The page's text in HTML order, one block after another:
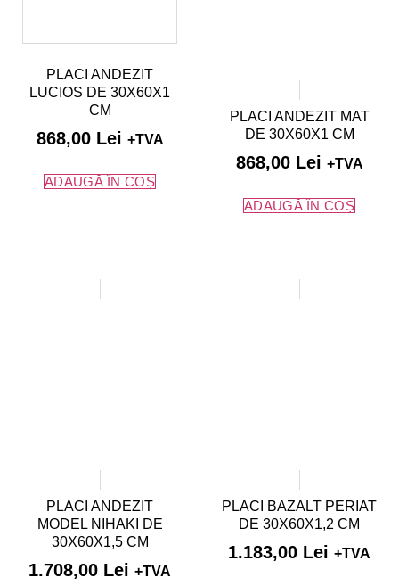
PLACI ANDEZIT
LUCIOS DE 30X60X1
CM
868,00 Lei +TVA
ADAUGĂ ÎN COȘ
PLACI ANDEZIT MAT
DE 30X60X1 CM
868,00 Lei +TVA
ADAUGĂ ÎN COȘ
PLACI ANDEZIT
MODEL NIHAKI DE
30X60X1,5 CM
1.708,00 Lei +TVA
PLACI BAZALT PERIAT
DE 30X60X1,2 CM
1.183,00 Lei +TVA